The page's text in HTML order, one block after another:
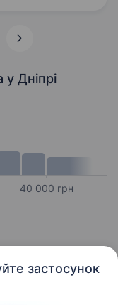
застосунок
у Дніпрі
40 000 грн